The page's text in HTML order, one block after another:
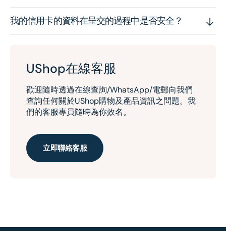
我的信用卡的資料在呈交的過程中是否安全？
UShop在線客服
歡迎隨時透過在線查詢/WhatsApp/電郵向我們
查詢任何關於UShop購物及產品資訊之問題。我
們的客服專員隨時為你效名。
立即聯絡客服